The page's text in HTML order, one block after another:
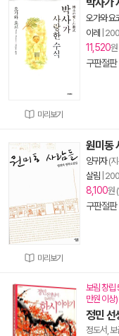
미리보기
오가와 요
이레
11,520
구판절판
미리보기
원미동
양귀자(지
살림
8,100원
구판절판
보림 창립
만원 이상)
정민 선
정도서,